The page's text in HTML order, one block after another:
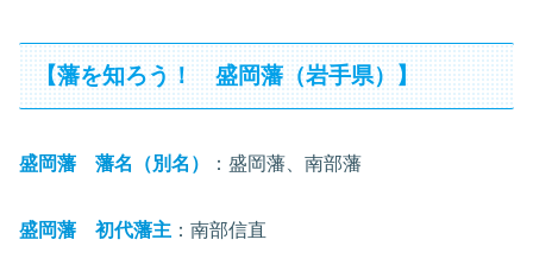
【藩を知ろう！ 盛岡藩（岩手県）】
盛岡藩 藩名（別名） ：盛岡藩、南部藩
盛岡藩 初代藩主 ：南部信直